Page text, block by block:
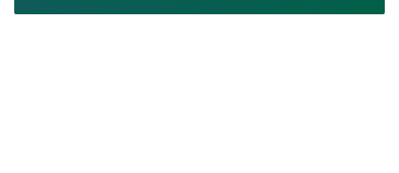
Sinergi Lintas Sektor